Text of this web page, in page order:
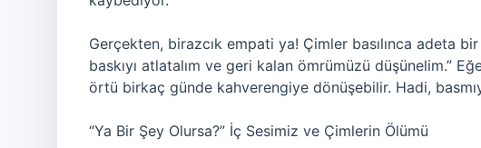
Gerçekten, birazcık empati ya! Çimler basılınca adeta
baskıyı atlatalım ve geri kalan ömrümüzü düşünelim.”
örtü birkaç günde kahverengiye dönüşebilir. Hadi,
“Ya Bir Şey Olursa?” İç Sesimiz ve Çimlerin Ölümü